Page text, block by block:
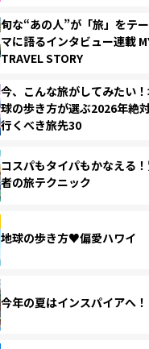
旬な“あの人”が「旅」をテー
マに語るインタビュー連載
TRAVEL STORY
今、こんな旅がしてみたい
球の歩き方が選ぶ2026年絶
行くべき旅先30
コスパもタイパもかなえる
者の旅テクニック
地球の歩き方♥偏愛ハワイ
今年の夏はインスパイアへ！